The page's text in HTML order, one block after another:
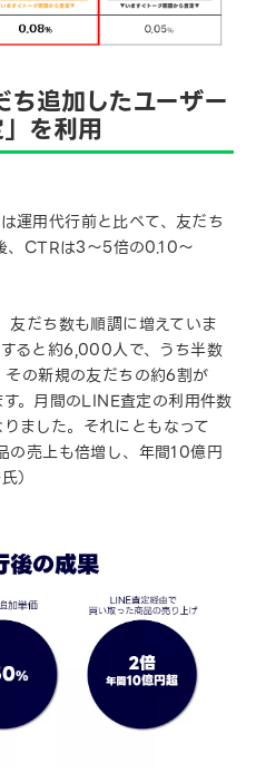
追加したユーザー
を利用
運用代行前と比べて、友だち
CTRは3～5倍の0.10～
友だち数も順調に増えていま
ると約6,000人で、うち半数
の新規の友だちの約6割が
。月間のLINE査定の利用件数
ました。それにともなって
の売上も倍増し、年間10億円
）